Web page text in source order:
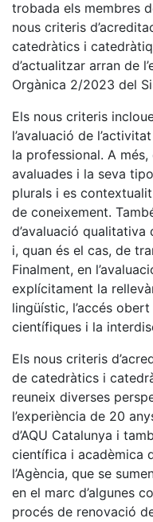
trobada els membres
nous criteris
catedràtics i
d’actualitzar arran de
Orgànica 2/2023 del
Els nous criteris
l’avaluació de
la professional. A
avaluades i la seva
plurals i es
de coneixement.
d’avaluació
i, quan és el cas, de
Finalment, en
explícitament la
lingüístic, l’accés
científiques i la
Els nous criteris
de catedràtics i
reuneix diverses
l’experiència de 20
d’AQU Catalunya i
científica i acadèmica
l’Agència, que se
en el marc d’algunes
procés de renovació